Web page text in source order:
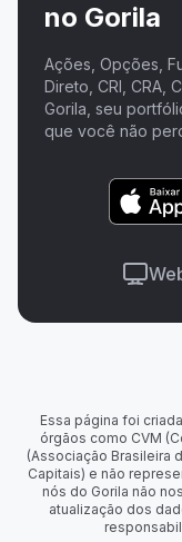
no Gorila
Ações, Opções,
Direto, CRI, CRA,
Gorila, seu
que você não
Essa página foi
órgãos como CVM
(Associação Brasileira
Capitais) e não
nós do Gorila não
atualização dos